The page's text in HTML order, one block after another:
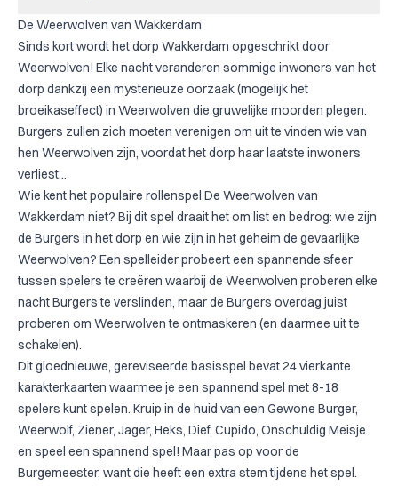
De Weerwolven van Wakkerdam
Sinds kort wordt het dorp Wakkerdam opgeschrikt door
Weerwolven! Elke nacht veranderen sommige inwoners van het
dorp dankzij een mysterieuze oorzaak (mogelijk het
broeikaseffect) in Weerwolven die gruwelijke moorden plegen.
Burgers zullen zich moeten verenigen om uit te vinden wie van
hen Weerwolven zijn, voordat het dorp haar laatste inwoners
verliest...
Wie kent het populaire rollenspel De Weerwolven van
Wakkerdam niet? Bij dit spel draait het om list en bedrog: wie zijn
de Burgers in het dorp en wie zijn in het geheim de gevaarlijke
Weerwolven? Een spelleider probeert een spannende sfeer
tussen spelers te creëren waarbij de Weerwolven proberen elke
nacht Burgers te verslinden, maar de Burgers overdag juist
proberen om Weerwolven te ontmaskeren (en daarmee uit te
schakelen).
Dit gloednieuwe, gereviseerde basisspel bevat 24 vierkante
karakterkaarten waarmee je een spannend spel met 8-18
spelers kunt spelen. Kruip in de huid van een Gewone Burger,
Weerwolf, Ziener, Jager, Heks, Dief, Cupido, Onschuldig Meisje
en speel een spannend spel! Maar pas op voor de
Burgemeester, want die heeft een extra stem tijdens het spel.